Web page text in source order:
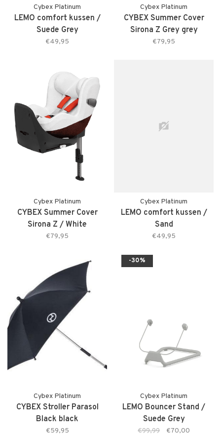
Cybex Platinum
LEMO comfort kussen /
Suede Grey
€49,95
Cybex Platinum
CYBEX Summer Cover
Sirona Z Grey grey
€79,95
Cybex Platinum
CYBEX Summer Cover
Sirona Z / White
€79,95
Cybex Platinum
LEMO comfort kussen /
Sand
€49,95
Cybex Platinum
CYBEX Stroller Parasol
Black black
€59,95
-30%
Cybex Platinum
LEMO Bouncer Stand /
Suede Grey
€99,99 €70,00